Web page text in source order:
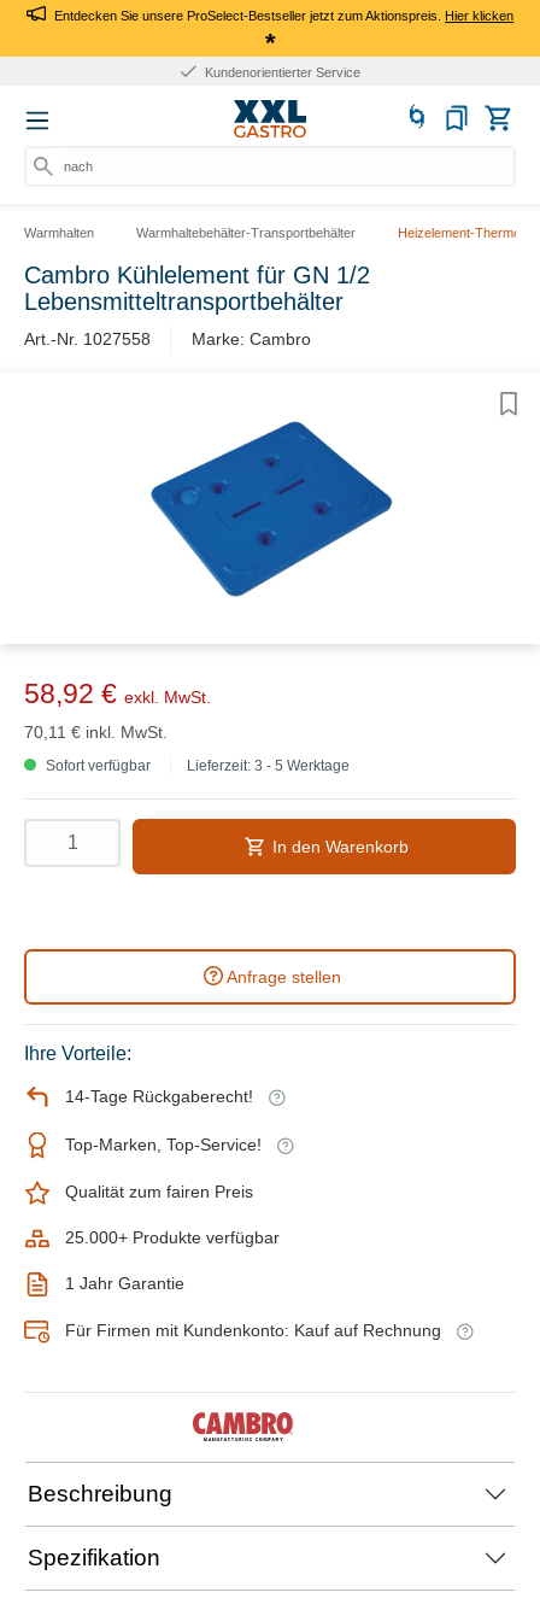
Entdecken Sie unsere ProSelect-Bestseller jetzt zum Aktionspreis.Hier klicken
*
Kundenorientierter Service
nach Pro
Warmhalten Warmhaltebehälter-Transportbehälter Heizelement-
Cambro Kühlelement für GN 1/2
Lebensmitteltransportbehälter
Art.-Nr. 1027558 Marke: Cambro
58,92 € exkl. MwSt.
70,11 € inkl. MwSt.
Sofort verfügbar Lieferzeit: 3 - 5 Werktage
In den Warenkorb
Anfrage stellen
Ihre Vorteile:
14-Tage Rückgaberecht!
Top-Marken, Top-Service!
Qualität zum fairen Preis
25.000+ Produkte verfügbar
1 Jahr Garantie
Für Firmen mit Kundenkonto: Kauf auf Rechnung
Beschreibung
Spezifikation